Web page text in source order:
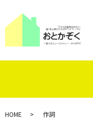
HOME 作詞